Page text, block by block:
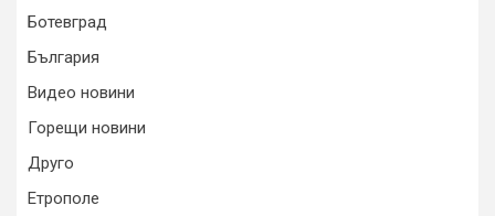
Ботевград
България
Видео новини
Горещи новини
Друго
Етрополе